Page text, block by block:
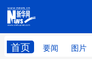
首页 要闻 图片